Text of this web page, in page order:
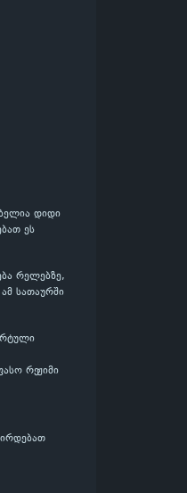
დიდი
ეს
რელებზე,
სათაურში
რეჟიმი